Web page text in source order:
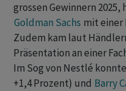
grossen Gewinnern 2025,
Goldman Sachs mit einer
Zudem kam laut
Präsentation an einer
Im Sog von Nestlé
+1,4 Prozent) und Barry